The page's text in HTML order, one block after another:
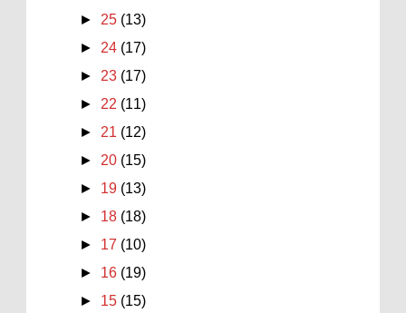
► 25 (13)
► 24 (17)
► 23 (17)
► 22 (11)
► 21 (12)
► 20 (15)
► 19 (13)
► 18 (18)
► 17 (10)
► 16 (19)
► 15 (15)